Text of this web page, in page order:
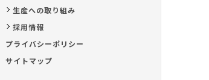
生産への取り組み
採用情報
プライバシーポリシー
サイトマップ